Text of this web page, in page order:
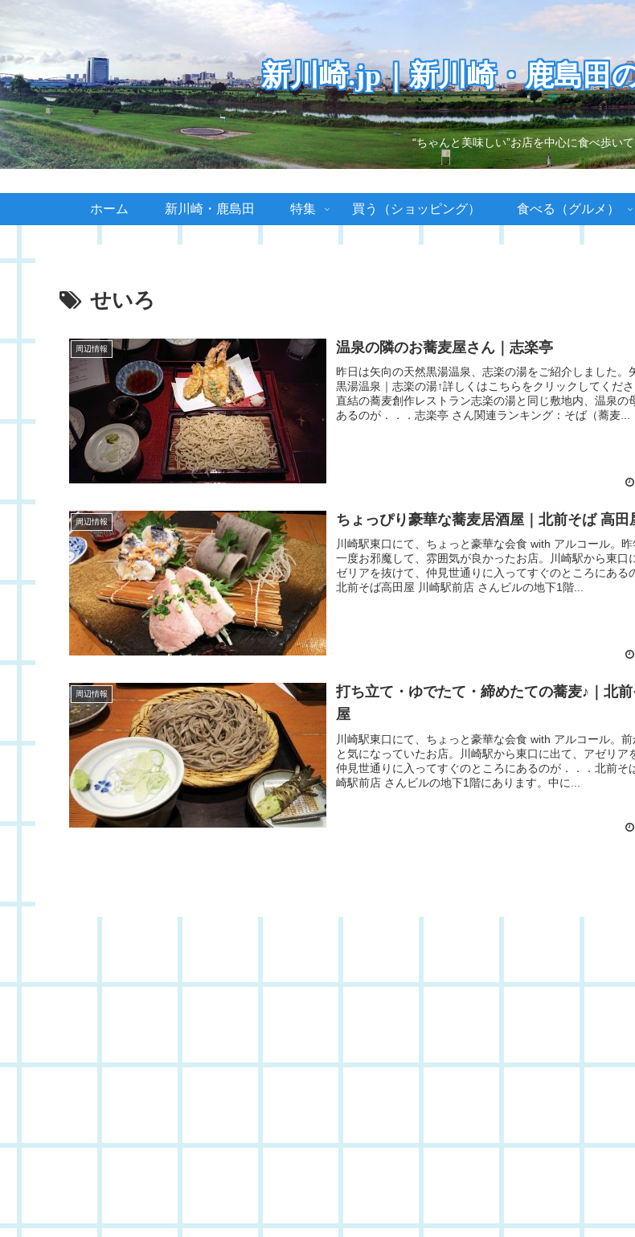
新川崎.jp｜新川崎・鹿島田
“ちゃんと美味しい”お店を中心に食べ歩い
ホーム 新川崎・鹿島田 特集 買う（ショッピング） 食べる（グルメ）
せいろ
周辺情報 温泉の隣のお蕎麦屋さん｜志楽亭
昨日は矢向の天然黒湯温泉、志楽の湯をご紹介しました。
黒湯温泉｜志楽の湯↑詳しくはこちらをクリックしてくだ
直結の蕎麦創作レストラン志楽の湯と同じ敷地内、温泉の
あるのが．．．志楽亭 さん関連ランキング：そば（蕎麦...
周辺情報 ちょっぴり豪華な蕎麦居酒屋｜北前そば 高田
川崎駅東口にて、ちょっと豪華な会食 with アルコール。
一度お邪魔して、雰囲気が良かったお店。川崎駅から東口
ゼリアを抜けて、仲見世通りに入ってすぐのところにある
北前そば高田屋 川崎駅前店 さんビルの地下1階...
周辺情報
打ち立て・ゆでたて・締めたての蕎麦♪｜北前
屋
川崎駅東口にて、ちょっと豪華な会食 with アルコール。前
と気になっていたお店。川崎駅から東口に出て、アゼリア
仲見世通りに入ってすぐのところにあるのが．．．北前そ
崎駅前店 さんビルの地下1階にあります。中に...